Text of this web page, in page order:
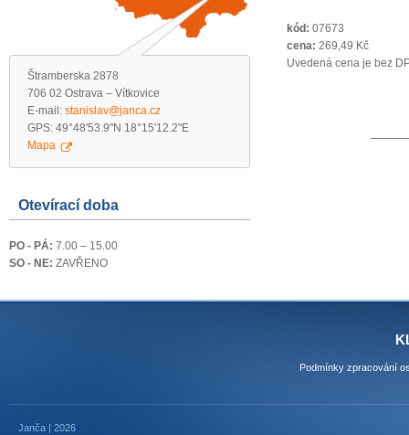
Štramberska 2878
706 02 Ostrava – Vítkovice
E-mail: stanislav@janca.cz
GPS: 49°48'53.9"N 18°15'12.2"E
Mapa
Otevírací doba
PO - PÁ: 7.00 – 15.00
SO - NE: ZAVŘENO
kód: 07673
cena: 269,49 Kč
Uvedená cena je bez
Podmínky zpracování
Janča | 2026